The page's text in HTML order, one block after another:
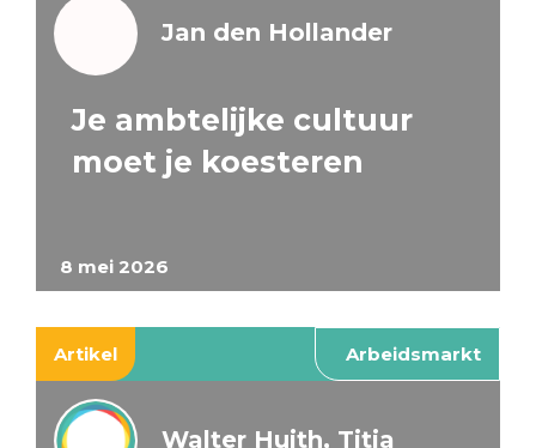
8 mei 2026
Jan den Hollander
Je ambtelijke cultuur
moet je koesteren
Artikel Arbeidsmarkt
Walter Huith, Titia